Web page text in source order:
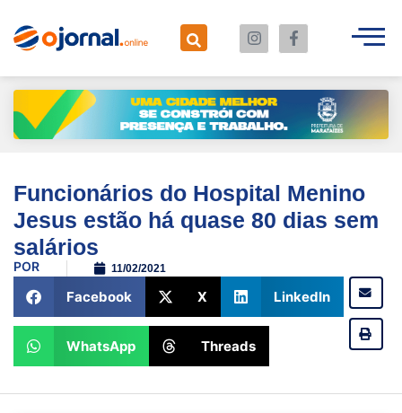
Funcionários do Hospital Menino
Jesus estão há quase 80 dias sem
salários
POR 11/02/2021
Facebook X LinkedIn
WhatsApp Threads